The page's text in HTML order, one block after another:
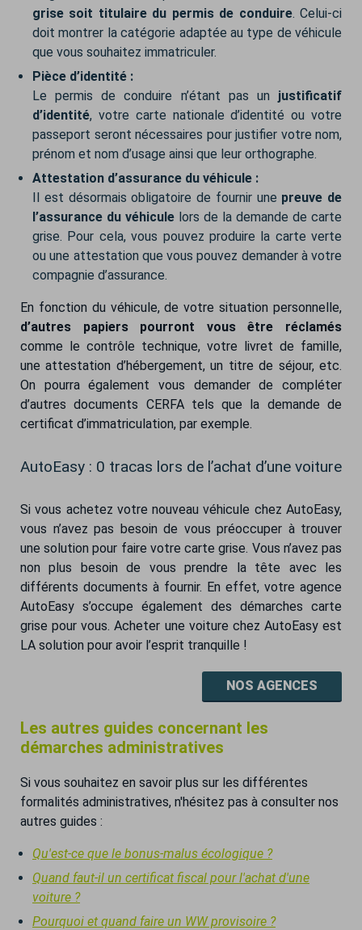
grise soit titulaire du permis de conduire. Celui-ci
doit montrer la catégorie adaptée au type de véhicule
que vous souhaitez immatriculer.
Pièce d’identité :
Le permis de conduire n’étant pas un justificatif
d’identité, votre carte nationale d’identité ou votre
passeport seront nécessaires pour justifier votre nom,
prénom et nom d’usage ainsi que leur orthographe.
Attestation d’assurance du véhicule :
Il est désormais obligatoire de fournir une preuve de
l’assurance du véhicule lors de la demande de carte
grise. Pour cela, vous pouvez produire la carte verte
ou une attestation que vous pouvez demander à votre
compagnie d’assurance.
En fonction du véhicule, de votre situation personnelle,
d’autres papiers pourront vous être réclamés
comme le contrôle technique, votre livret de famille,
une attestation d’hébergement, un titre de séjour, etc.
On pourra également vous demander de compléter
d’autres documents CERFA tels que la demande de
certificat d’immatriculation, par exemple.
AutoEasy : 0 tracas lors de l’achat d’une voiture
Si vous achetez votre nouveau véhicule chez AutoEasy,
vous n’avez pas besoin de vous préoccuper à trouver
une solution pour faire votre carte grise. Vous n’avez pas
non plus besoin de vous prendre la tête avec les
différents documents à fournir. En effet, votre agence
AutoEasy s’occupe également des démarches carte
grise pour vous. Acheter une voiture chez AutoEasy est
LA solution pour avoir l’esprit tranquille !
NOS AGENCES
Les autres guides concernant les
démarches administratives
Si vous souhaitez en savoir plus sur les différentes
formalités administratives, n'hésitez pas à consulter nos
autres guides :
Qu'est-ce que le bonus-malus écologique ?
Quand faut-il un certificat fiscal pour l'achat d'une
voiture ?
Pourquoi et quand faire un WW provisoire ?